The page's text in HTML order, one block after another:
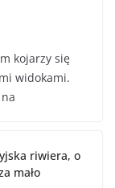
kojarzy się
widokami.
riwiera, o
mało